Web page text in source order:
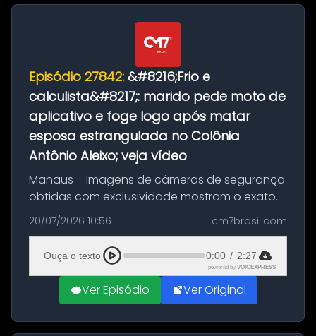
Episódio 27842: &#8216;Frio e
calculista&#8217;: marido pede moto de
aplicativo e foge logo após matar
esposa estrangulada no Colônia
Antônio Aleixo; veja vídeo
Manaus – Imagens de câmeras de segurança
obtidas com exclusividade mostram o exato
momento da fuga do principal suspeito da
morte de Larissa Araújo, de 28 anos. O crime
ocorreu na noite deste último d...
20/07/2026 10:56 cm7brasil.com
Ouça o texto 0:00 / 2:27
powered by VOICEXPRESS
Ver Episódio Ver Original